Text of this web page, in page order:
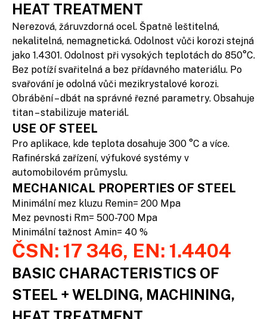
HEAT TREATMENT
Nerezová, žáruvzdorná ocel. Špatně leštitelná,
nekalitelná, nemagnetická. Odolnost vůči korozi stejná
jako 1.4301. Odolnost při vysokých teplotách do 850°C.
Bez potíží svařitelná a bez přídavného materiálu. Po
svařování je odolná vůči mezikrystalové korozi.
Obrábění – dbát na správné řezné parametry. Obsahuje
titan – stabilizuje materiál.
USE OF STEEL
Pro aplikace, kde teplota dosahuje 300 °C a více.
Rafinérská zařízení, výfukové systémy v
automobilovém průmyslu.
MECHANICAL PROPERTIES OF STEEL
Minimální mez kluzu Remin= 200 Mpa
Mez pevnosti Rm= 500-700 Mpa
Minimální tažnost Amin= 40 %
ČSN: 17 346, EN: 1.4404
BASIC CHARACTERISTICS OF
STEEL + WELDING, MACHINING,